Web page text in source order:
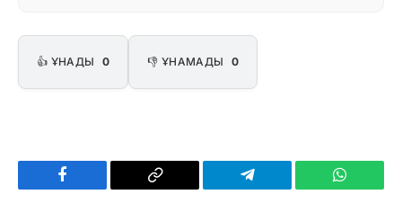
👍 ҰНАДЫ 0 👎 ҰНАМАДЫ 0
Facebook
Copy
Telegram